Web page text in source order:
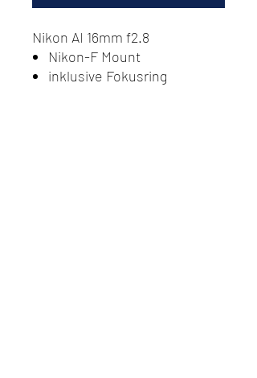
Nikon AI 16mm f2.8
Nikon-F Mount
inklusive Fokusring